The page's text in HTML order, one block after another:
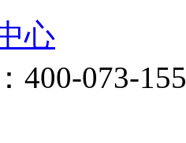
心
400-073-